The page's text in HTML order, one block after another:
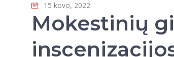
15 kovo, 2022
Mokestinių